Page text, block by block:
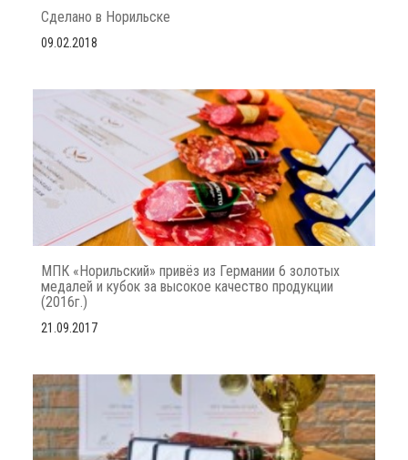
Сделано в Норильске
09.02.2018
МПК «Норильский» привёз из Германии 6 золотых
медалей и кубок за высокое качество продукции
(2016г.)
21.09.2017